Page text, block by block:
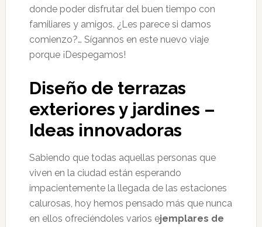
donde poder disfrutar del buen tiempo con
familiares y amigos. ¿Les parece si damos
comienzo?… Sígannos en este nuevo viaje
porque ¡Despegamos!
Diseño de terrazas
exteriores y jardines –
Ideas innovadoras
Sabiendo que todas aquellas personas que
viven en la ciudad están esperando
impacientemente la llegada de las estaciones
calurosas, hoy hemos pensado más que nunca
en ellos ofreciéndoles varios ejemplares de